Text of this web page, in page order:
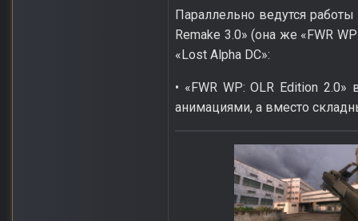
Параллельно ведутся
Remake 3.0» (она же «FWR
«Lost Alpha DC»:
• «FWR WP: OLR Edition
анимациями, а вместо